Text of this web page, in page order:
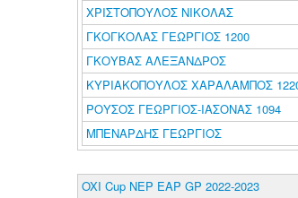
ΧΡΙΣΤΟΠΟΥΛΟΣ ΝΙΚΟΛΑΣ
ΓΚΟΓΚΟΛΑΣ ΓΕΩΡΓΙΟΣ 1200
ΓΚΟΥΒΑΣ ΑΛΕΞΑΝΔΡΟΣ
ΚΥΡΙΑΚΟΠΟΥΛΟΣ ΧΑΡΑΛΑΜΠΟΣ
ΡΟΥΣΟΣ ΓΕΩΡΓΙΟΣ-ΙΑΣΟΝΑΣ 1094
ΜΠΕΝΑΡΔΗΣ ΓΕΩΡΓΙΟΣ
OXI Cup NEP EAP GP 2022-2023